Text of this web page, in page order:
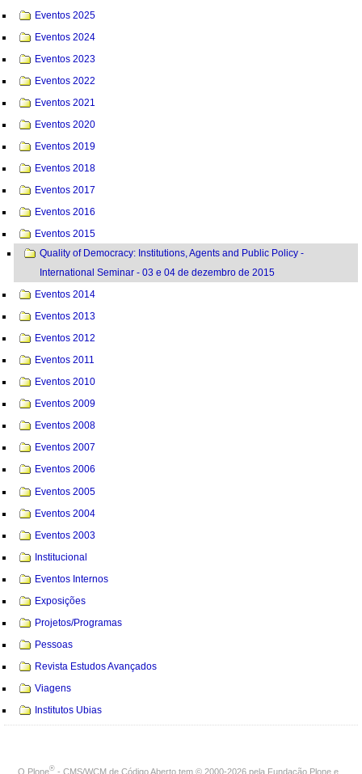
Eventos 2025
Eventos 2024
Eventos 2023
Eventos 2022
Eventos 2021
Eventos 2020
Eventos 2019
Eventos 2018
Eventos 2017
Eventos 2016
Eventos 2015
Quality of Democracy: Institutions, Agents and Public Policy -
International Seminar - 03 e 04 de dezembro de 2015
Eventos 2014
Eventos 2013
Eventos 2012
Eventos 2011
Eventos 2010
Eventos 2009
Eventos 2008
Eventos 2007
Eventos 2006
Eventos 2005
Eventos 2004
Eventos 2003
Institucional
Eventos Internos
Exposições
Projetos/Programas
Pessoas
Revista Estudos Avançados
Viagens
Institutos Ubias
O Plone® - CMS/WCM de Código Aberto tem © 2000-2026 pela Fundação Plone e